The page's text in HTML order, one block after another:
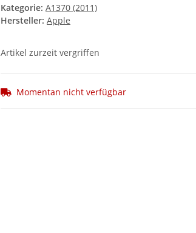
Kategorie: A1370 (2011)
Hersteller: Apple
Artikel zurzeit vergriffen
Momentan nicht verfügbar